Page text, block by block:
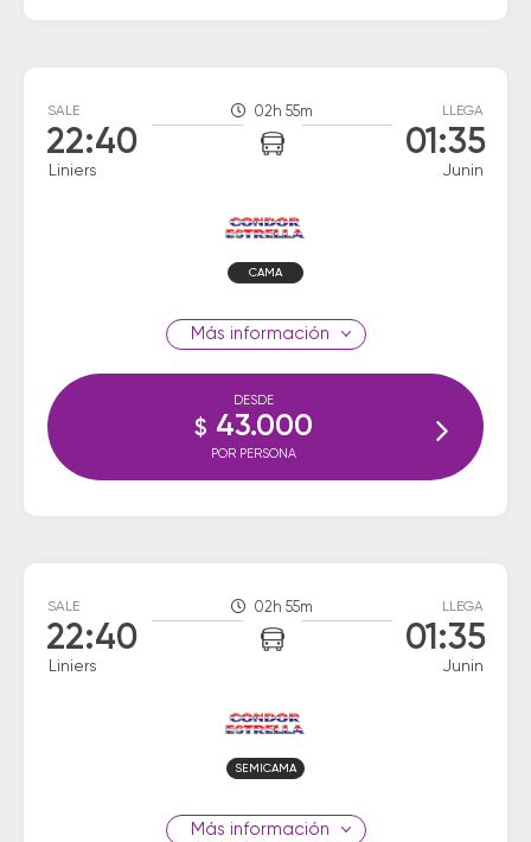
SALE
22:40
Liniers
02h 55m LLEGA
01:35
Junin
CAMA
información
DESDE
$ 43.000
POR PERSONA
SALE
22:40
Liniers
02h 55m LLEGA
01:35
Junin
SEMICAMA
información